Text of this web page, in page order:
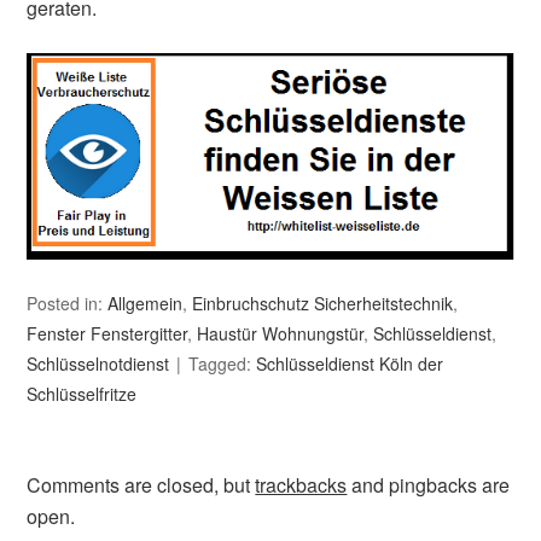
geraten.
Posted in:Allgemein, Einbruchschutz Sicherheitstechnik,
Fenster Fenstergitter, Haustür Wohnungstür,Schlüsseldienst,
Schlüsselnotdienst
Tagged:Schlüsseldienst Köln der
Schlüsselfritze
Comments are closed, buttrackbacksand pingbacks are
open.